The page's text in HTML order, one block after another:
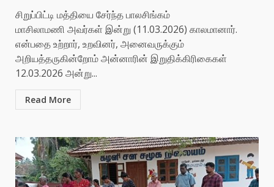
சிறுப்பிட்டி மத்தியை சேர்ந்த பாலசிங்கம்
மாசிலாமணி அவர்கள் இன்று (11.03.2026) காலமானார்.
என்பதை உற்றார், உறவினர், அனைவருக்கும்
அறியத்தருகின்றோம் அன்னாரின் இறுதிக்கிரிகைகள்
12.03.2026 அன்று...
Read More